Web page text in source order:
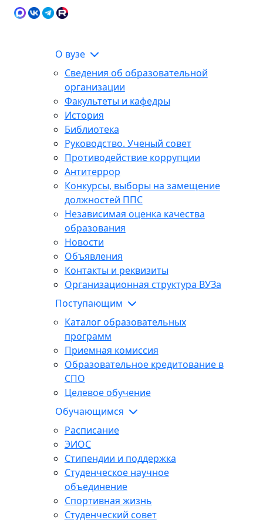
О вузе
Сведения об образовательной
организации
Факультеты и кафедры
История
Библиотека
Руководство. Ученый совет
Противодействие коррупции
Антитеррор
Конкурсы, выборы на замещение
должностей ППС
Независимая оценка качества
образования
Новости
Объявления
Контакты и реквизиты
Организационная структура ВУЗа
Поступающим
Каталог образовательных
программ
Приемная комиссия
Образовательное кредитование в
СПО
Целевое обучение
Обучающимся
Расписание
ЭИОС
Стипендии и поддержка
Студенческое научное
объединение
Спортивная жизнь
Студенческий совет